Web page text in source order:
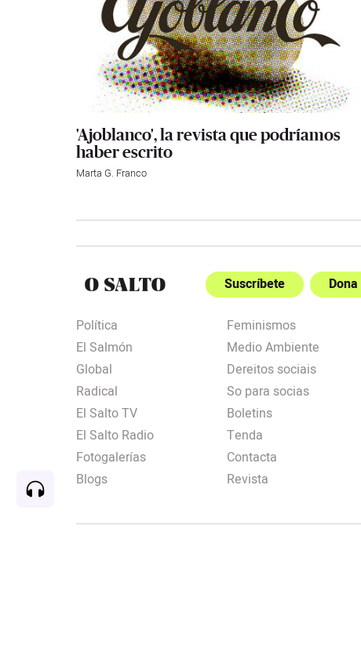
'Ajoblanco', la revista que podríamos
haber escrito
Marta G. Franco
Suscríbete Dona
Política
El Salmón
Global
Radical
El Salto TV
El Salto Radio
Fotogalerías
Blogs
Feminismos
Medio Ambiente
Dereitos sociais
So para socias
Boletins
Tenda
Contacta
Revista